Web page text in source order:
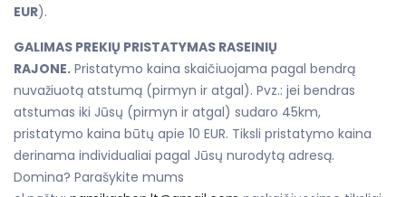
EUR).
GALIMAS PREKIŲ PRISTATYMAS RASEINIŲ
RAJONE. Pristatymo kaina skaičiuojama pagal bendrą
nuvažiuotą atstumą (pirmyn ir atgal). Pvz.: jei bendras
atstumas iki Jūsų (pirmyn ir atgal) sudaro 45km,
pristatymo kaina būtų apie 10 EUR. Tiksli pristatymo kaina
derinama individualiai pagal Jūsų nurodytą adresą.
Domina? Parašykite mums